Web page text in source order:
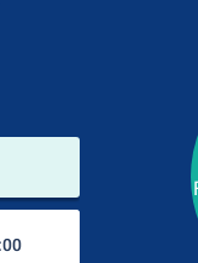
Luogo del
Luogo di